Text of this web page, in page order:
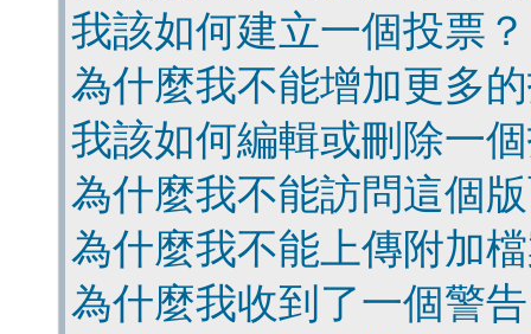
我該如何建立一個投票？
為什麼我不能增加更多
我該如何編輯或刪除一
為什麼我不能訪問這個
為什麼我不能上傳附加
為什麼我收到了一個警